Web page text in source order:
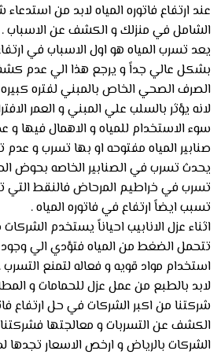
عند ارتفاع فاتوره المياه لابد من
الشامل في منزلك و الكشف عن الاسباب .
يعد تسرب المياه هو اول الاسباب في
بشكل عالي جداً و يرجع هذا الي عدم
الصرف الصحي الخاص بالمبني لفتره
لانه يؤثر بالسلب علي المبني و العمر
سوء الاستخدام للمياه و الاهمال فيها و
صنابير المياه مفتوحه او بها تسرب و عدم
يحدث تسرب في الصنابير الخاصه بحوض
تسرب في خراطيم المرحاض فالنقط التي
تسبب ايضاً ارتفاع في فاتوره المياه .
اثناء عزل الانابيب احياناً يستخدم
تتحمل الضغط من المياه فتؤدي الي
استخدام مواد قويه و فعاله لتمنع التسرب .
لابد بالطبع من عمل عزل للحمامات و
شركتنا من اكبر الشركات في حل ارتفاع
الكشف عن التسربات و معالجتها
الشركات بالرياض و ارخص الاسعار تجدها